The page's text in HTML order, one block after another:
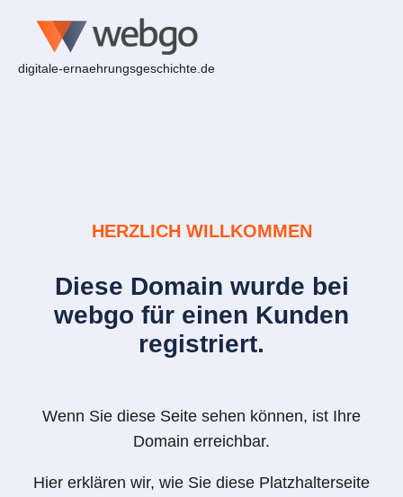
digitale-ernaehrungsgeschichte.de
HERZLICH WILLKOMMEN
Diese Domain wurde bei
webgo für einen Kunden
registriert.
Wenn Sie diese Seite sehen können, ist Ihre
Domain erreichbar.
Hier erklären wir, wie Sie diese Platzhalterseite